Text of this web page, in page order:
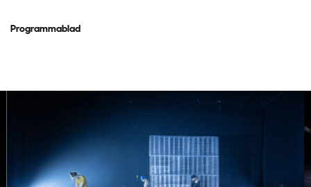
Programmablad